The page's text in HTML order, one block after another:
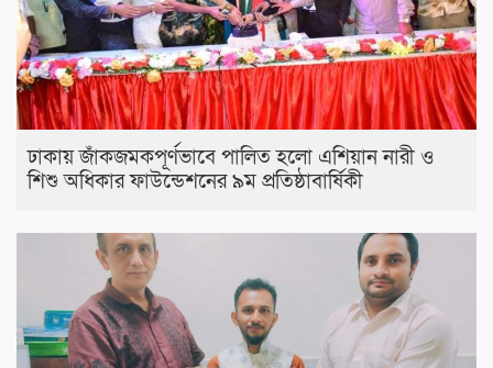
ঢাকায় জাঁকজমকপূর্ণভাবে পালিত হলো এশিয়ান নারী ও
শিশু অধিকার ফাউন্ডেশনের ৯ম প্রতিষ্ঠাবার্ষিকী